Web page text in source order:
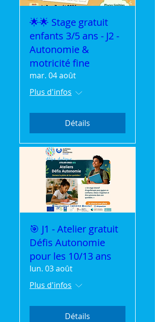
🌟🌟 Stage gratuit
enfants 3/5 ans - J2 -
Autonomie &
motricité fine
mar. 04 août
Plus d'infos
Détails
🎯 J1 - Atelier gratuit
Défis Autonomie
pour les 10/13 ans
lun. 03 août
Plus d'infos
Détails